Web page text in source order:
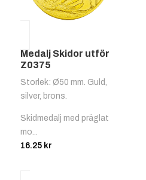
Medalj Skidor utför
Z0375
Storlek: Ø50 mm. Guld,
silver, brons.
Skidmedalj med präglat
mo...
16.25 kr